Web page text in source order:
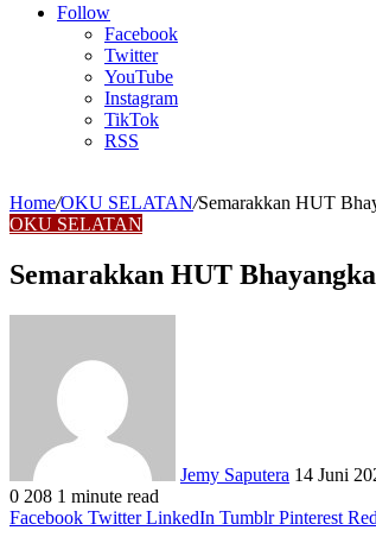
Article
Follow
Facebook
Twitter
YouTube
Instagram
TikTok
RSS
Home/OKU SELATAN/Semarakkan HUT
OKU SELATAN
Semarakkan HUT
Jemy Saputera 14 Juni
0 208 1 minute read
Facebook Twitter LinkedIn Tumblr Pinterest